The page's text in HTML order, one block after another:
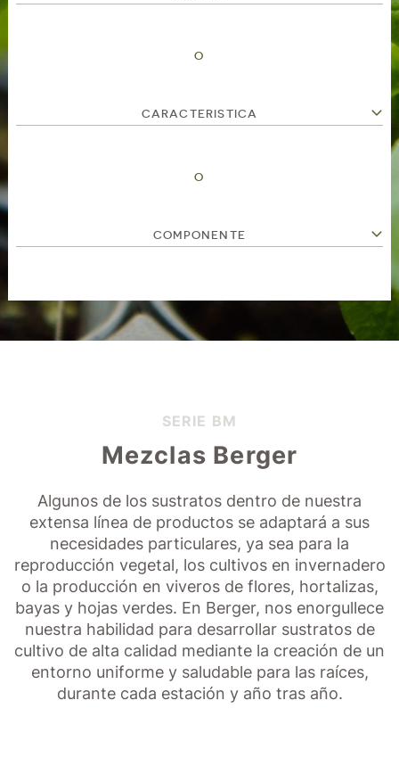
O
CARACTERISTICA
O
COMPONENTE
SERIE BM
Mezclas Berger
Algunos de los sustratos dentro de nuestra
extensa línea de productos se adaptará a sus
necesidades particulares, ya sea para la
reproducción vegetal, los cultivos en invernadero
o la producción en viveros de flores, hortalizas,
bayas y hojas verdes. En Berger, nos enorgullece
nuestra habilidad para desarrollar sustratos de
cultivo de alta calidad mediante la creación de un
entorno uniforme y saludable para las raíces,
durante cada estación y año tras año.